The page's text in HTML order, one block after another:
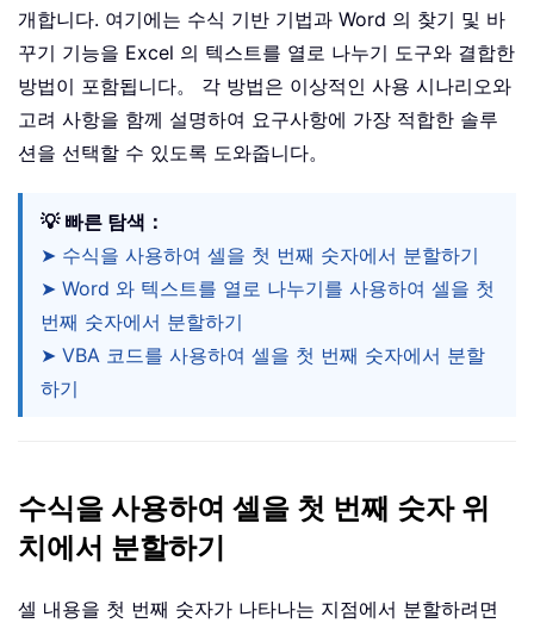
개합니다. 여기에는 수식 기반 기법과 Word 의 찾기 및 바
꾸기 기능을 Excel 의 텍스트를 열로 나누기 도구와 결합한
방법이 포함됩니다。 각 방법은 이상적인 사용 시나리오와
고려 사항을 함께 설명하여 요구사항에 가장 적합한 솔루
션을 선택할 수 있도록 도와줍니다。
💡 빠른 탐색：
➤ 수식을 사용하여 셀을 첫 번째 숫자에서 분할하기
➤ Word 와 텍스트를 열로 나누기를 사용하여 셀을 첫
번째 숫자에서 분할하기
➤ VBA 코드를 사용하여 셀을 첫 번째 숫자에서 분할
하기
수식을 사용하여 셀을 첫 번째 숫자 위
치에서 분할하기
셀 내용을 첫 번째 숫자가 나타나는 지점에서 분할하려면